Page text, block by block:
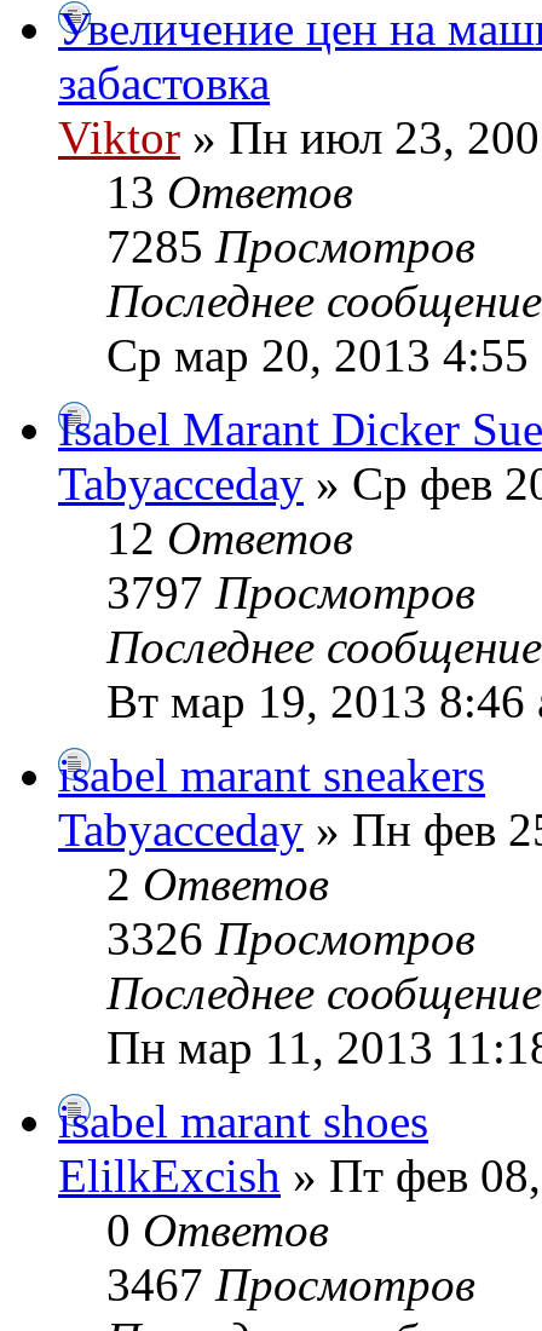
Увеличение цен на
забастовка
Viktor » Пн июл 23,
13 Ответов
7285 Просмотров
Последнее
Ср мар 20, 2013 4:55
Isabel Marant Dicker
Tabyacceday » Ср фев
12 Ответов
3797 Просмотров
Последнее
Вт мар 19, 2013 8:46
isabel marant sneakers
Tabyacceday » Пн фев
2 Ответов
3326 Просмотров
Последнее
Пн мар 11, 2013
isabel marant shoes
ElilkExcish » Пт фев
0 Ответов
3467 Просмотров